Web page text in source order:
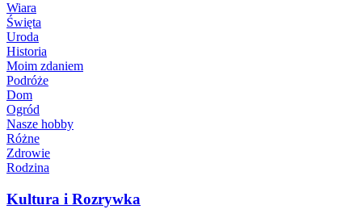
Wiara
Święta
Uroda
Historia
Moim zdaniem
Podróże
Dom
Ogród
Nasze hobby
Różne
Zdrowie
Rodzina
Kultura i Rozrywka